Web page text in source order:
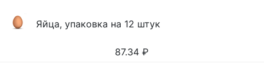
Яйца, упаковка на 12 штук
87.34 ₽